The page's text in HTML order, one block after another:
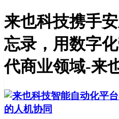
来也科技携手
忘录，用数字
代商业领域-来